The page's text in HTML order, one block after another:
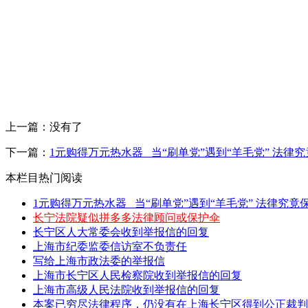
上一篇：没有了
下一篇： 1元购得万元热水器 _当“刷单党”遇到“羊毛党” 法律究
本栏目热门阅读
1元购得万元热水器 _当“刷单党”遇到“羊毛党” 法律究竟
长宁法院疑似拼多多法律顾问或保护伞
长宁区人大常委会收到举报信的回复
上海市纪委监委信访室不负责任
写给上海市政法委的举报信
上海市长宁区人民检察院收到举报信的回复
上海市高级人民法院收到举报信的回复
本案已穷尽法律程序，仍没有在上海长宁区得到公正裁判